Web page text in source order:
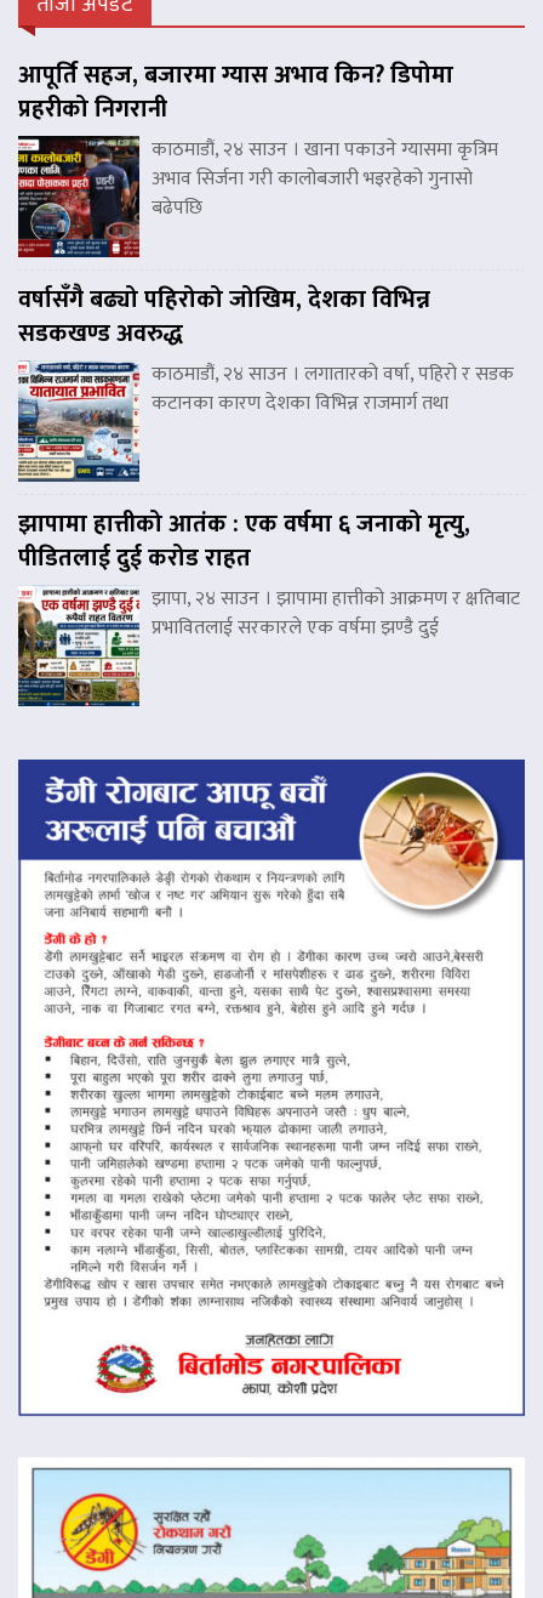
आपूर्ति सहज, बजारमा ग्यास अभाव किन? डिपोमा
प्रहरीको निगरानी
काठमाडौं, २४ साउन । खाना पकाउने ग्यासमा कृत्रिम
अभाव सिर्जना गरी कालोबजारी भइरहेको गुनासो
बढेपछि
वर्षासँगै बढ्यो पहिरोको जोखिम, देशका विभिन्न
सडकखण्ड अवरुद्ध
काठमाडौं, २४ साउन । लगातारको वर्षा, पहिरो र सडक
कटानका कारण देशका विभिन्न राजमार्ग तथा
झापामा हात्तीको आतंक : एक वर्षमा ६ जनाको मृत्यु,
पीडितलाई दुई करोड राहत
झापा, २४ साउन । झापामा हात्तीको आक्रमण र क्षतिबाट
प्रभावितलाई सरकारले एक वर्षमा झण्डै दुई